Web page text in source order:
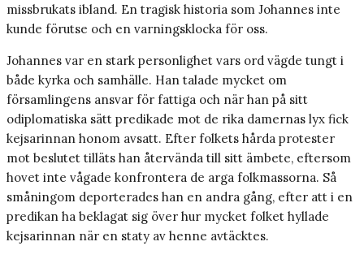
missbrukats ibland. En tragisk historia som Johannes inte
kunde förutse och en varningsklocka för oss.
Johannes var en stark personlighet vars ord vägde tungt i
både kyrka och samhälle. Han talade mycket om
församlingens ansvar för fattiga och när han på sitt
odiplomatiska sätt predikade mot de rika damernas lyx fick
kejsarinnan honom avsatt. Efter folkets hårda protester
mot beslutet tilläts han återvända till sitt ämbete, eftersom
hovet inte vågade konfrontera de arga folkmassorna. Så
småningom deporterades han en andra gång, efter att i en
predikan ha beklagat sig över hur mycket folket hyllade
kejsarinnan när en staty av henne avtäcktes.